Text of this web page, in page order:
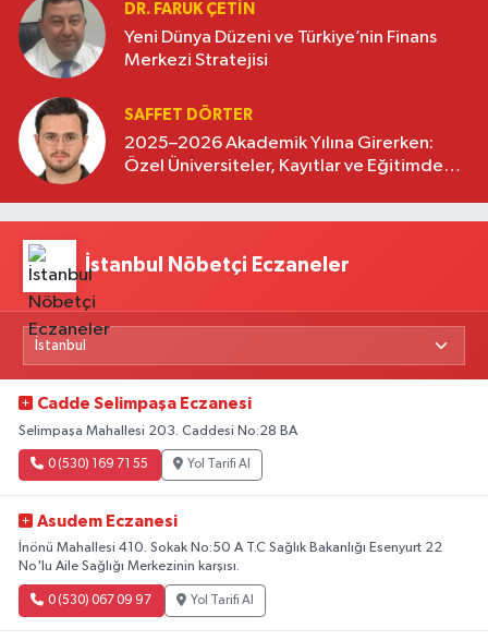
DR. FARUK ÇETİN
Yeni Dünya Düzeni ve Türkiye’nin Finans
Merkezi Stratejisi
SAFFET DÖRTER
2025–2026 Akademik Yılına Girerken:
Özel Üniversiteler, Kayıtlar ve Eğitimde
İstanbul Nöbetçi Eczaneler
Cadde Selimpaşa Eczanesi
Selimpaşa Mahallesi 203. Caddesi No:28 BA
0 (530) 169 71 55 Yol Tarifi Al
Asudem Eczanesi
İnönü Mahallesi 410. Sokak No:50 A T.C Sağlık Bakanlığı Esenyurt 22
No'lu Aile Sağlığı Merkezinin karşısı.
0 (530) 067 09 97 Yol Tarifi Al